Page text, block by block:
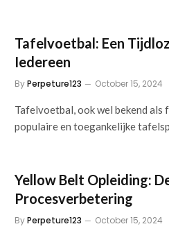
Tafelvoetbal: Een
Iedereen
ByPerpeture123 October 15, 2024
Tafelvoetbal, ook wel bekend als
populaire en toegankelijke
Yellow Belt Opleiding:
Procesverbetering
ByPerpeture123 October 15, 2024